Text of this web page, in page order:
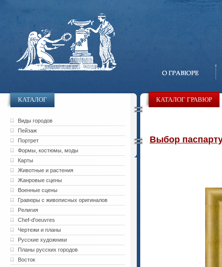
КАТАЛОГ
Виды городов
Пейзаж
Портрет
Формы, костюмы, моды
Карты
Животные и растения
Жанровые сцены
Военные сцены
Гравюры с живописных оригиналов
Религия
Chef-d'oeuvres
Чертежи и планы
Русские художники
Планы русских городов
Восток
КАТАЛОГ ГРАВЮР
Выбор